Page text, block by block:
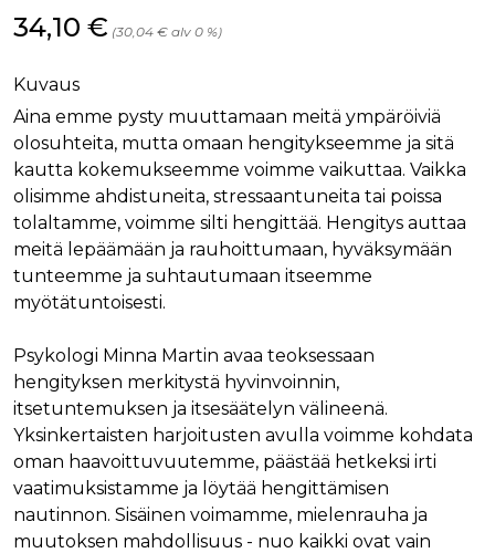
Hinta nyt
34,10 € (30,04 € alv 0 %)
Kuvaus
Aina emme pysty muuttamaan meitä ympäröiviä
olosuhteita, mutta omaan hengitykseemme ja sitä
kautta kokemukseemme voimme vaikuttaa. Vaikka
olisimme ahdistuneita, stressaantuneita tai poissa
tolaltamme, voimme silti hengittää. Hengitys auttaa
meitä lepäämään ja rauhoittumaan, hyväksymään
tunteemme ja suhtautumaan itseemme
myötätuntoisesti.
Psykologi Minna Martin avaa teoksessaan
hengityksen merkitystä hyvinvoinnin,
itsetuntemuksen ja itsesäätelyn välineenä.
Yksinkertaisten harjoitusten avulla voimme kohdata
oman haavoittuvuutemme, päästää hetkeksi irti
vaatimuksistamme ja löytää hengittämisen
nautinnon. Sisäinen voimamme, mielenrauha ja
muutoksen mahdollisuus - nuo kaikki ovat vain